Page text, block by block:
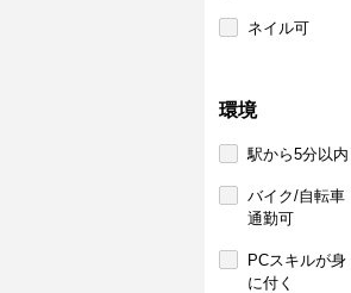
ネイル可
環境
駅から5分以内
バイク/自転車
通勤可
PCスキルが身
に付く